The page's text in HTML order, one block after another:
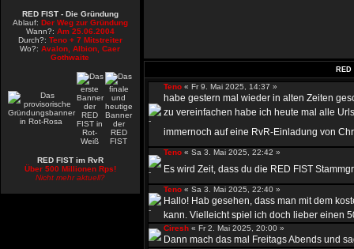
RED FIST - Die Gründung
Ablauf: Der Weg zur Gründung
Wann?: Am 25.06.2004
Durch?: Teno + 7 Mitstreiter
Wo?:Avalon, Albion, Caer
Gothwaite
RED FIST im RvR
Über 500 Millionen Rps!
Nicht mehr aktuell?
Teno « Fr 9. Mai 2025, 14:37 »
habe gestern mal wieder in alten Zeiten
zu vereinfachen habe ich heute mal alle
immernoch auf eine RvR-Einladung von
Teno « Sa 3. Mai 2025, 22:42 »
Es wird Zeit, dass du die RED FIST
Teno « Sa 3. Mai 2025, 22:40 »
Hallo! Hab gesehen, dass man mit dem
kann. Vielleicht spiel ich doch lieber einen
Ciresh « Fr 2. Mai 2025, 20:00 »
Dann mach das mal Freitags Abends und